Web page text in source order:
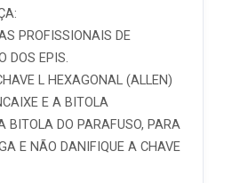
PROFISSIONAIS DE
DOS EPIS.
L HEXAGONAL (ALLEN)
E A BITOLA
BITOLA DO PARAFUSO, PARA
E NÃO DANIFIQUE A CHAVE